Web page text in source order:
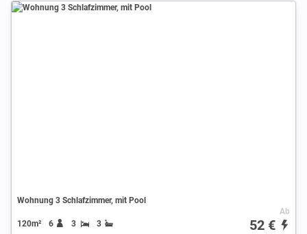
Wohnung 3 Schlafzimmer, mit Pool
120m² 6 3
3
Ab
52 €